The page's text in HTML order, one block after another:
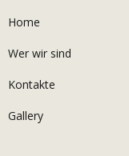
Home
Wer wir sind
Kontakte
Gallery